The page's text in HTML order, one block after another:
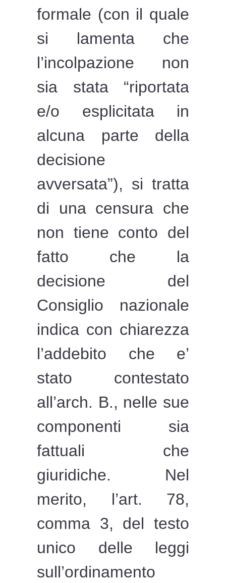
formale (con il quale
si lamenta che
l’incolpazione non
sia stata “riportata
e/o esplicitata in
alcuna parte della
decisione
avversata”), si tratta
di una censura che
non tiene conto del
fatto che la
decisione del
Consiglio nazionale
indica con chiarezza
l’addebito che e’
stato contestato
all’arch. B., nelle sue
componenti sia
fattuali che
giuridiche. Nel
merito, l’art. 78,
comma 3, del testo
unico delle leggi
sull’ordinamento